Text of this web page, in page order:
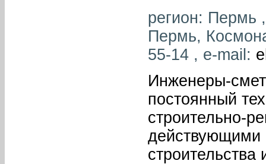
регион: Пермь
Пермь,
55-14 , e-mail:
Инженеры-
постоянный
строительно-
действующими